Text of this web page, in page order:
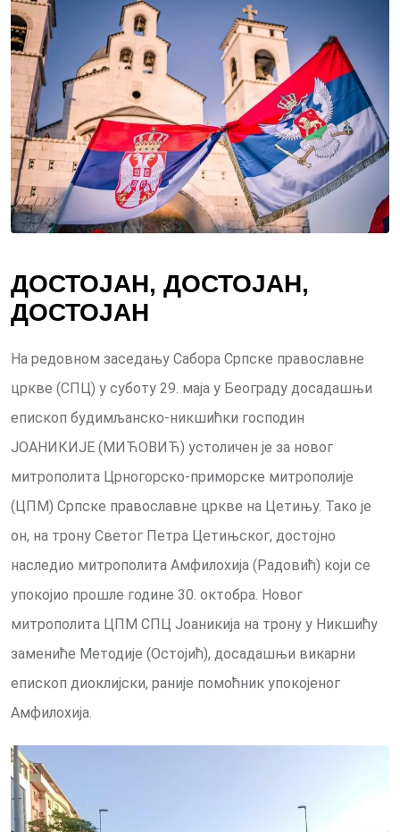
ДОСТОЈАН, ДОСТОЈАН,
ДОСТОЈАН
На редовном заседању Сабора Српске православне
цркве (СПЦ) у суботу 29. маја у Београду досадашњи
епископ будимљанско-никшићки господин
ЈОАНИКИЈЕ (МИЋОВИЋ) устоличен је за новог
митрополита Црногорско-приморске митрополије
(ЦПМ) Српске православне цркве на Цетињу. Тако је
он, на трону Светог Петра Цетињског, достојно
наследио митрополита Амфилохија (Радовић) који се
упокојио прошле године 30. октобра. Новог
митрополита ЦПМ СПЦ Јоаникија на трону у Никшићу
замениће Методије (Остојић), досадашњи викарни
епископ диоклијски, раније помоћник упокојеног
Амфилохија.